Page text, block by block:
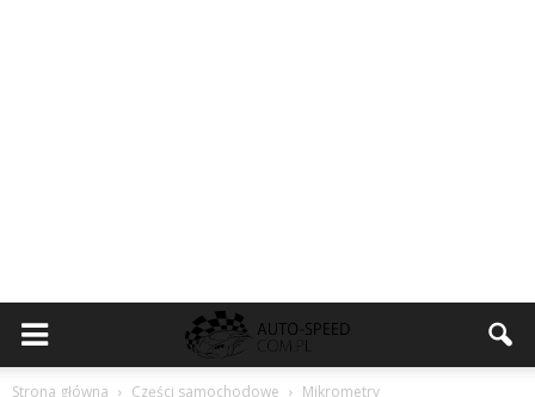
Strona główna Części samochodowe Mikrometry